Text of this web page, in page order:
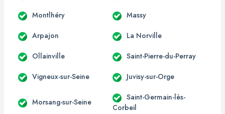
Montlhéry Massy
Arpajon La Norville
Ollainville Saint-Pierre-du-Perray
Vigneux-sur-Seine Juvisy-sur-Orge
Morsang-sur-Seine
Saint-Germain-lès-
Corbeil